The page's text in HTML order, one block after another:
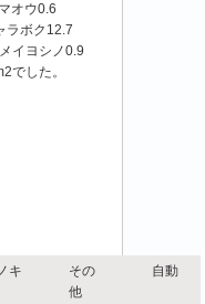
オウ0.6
ラボク12.7
イヨシノ0.9
でした。
キ
その
他
自動